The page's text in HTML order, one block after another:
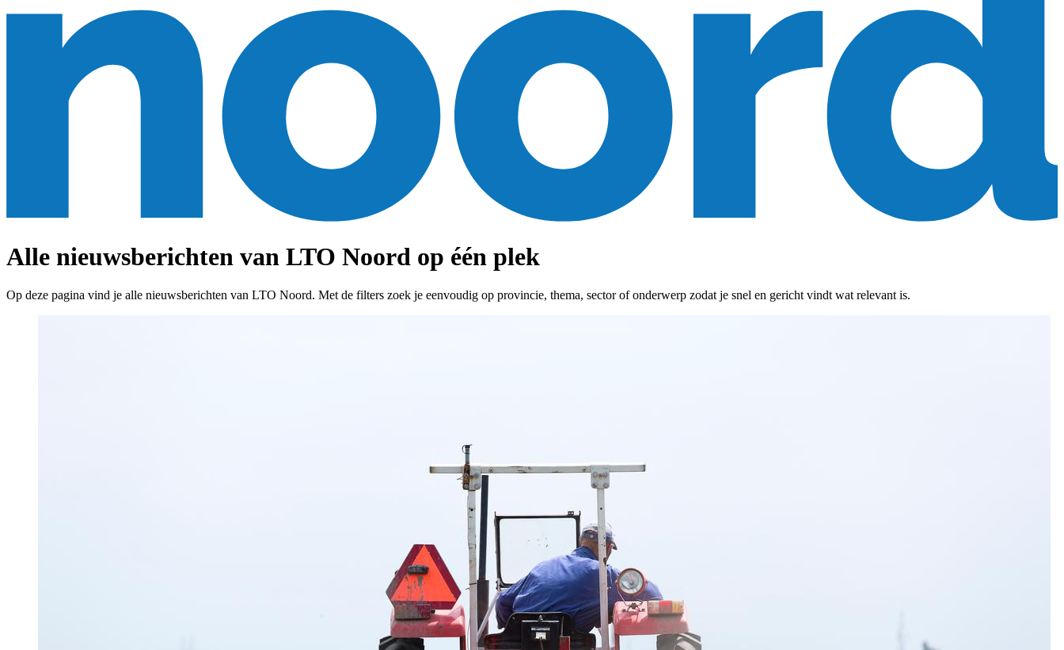
Alle nieuwsberichten van LTO Noord op één plek
Op deze pagina vind je alle nieuwsberichten van LTO Noord. Met de filters zoek je eenvoudig op provincie, thema, sector of onderwerp zodat je snel en gericht vindt wat relevant is.